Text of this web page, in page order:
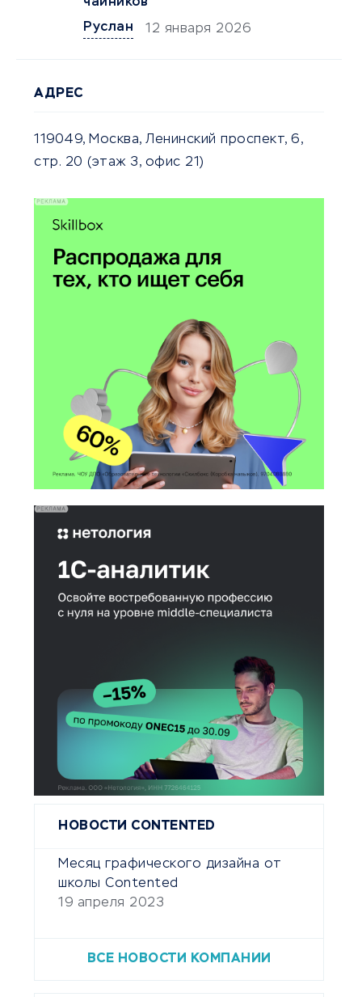
чайников
Руслан
12 января 2026
АДРЕС
119049, Москва, Ленинский проспект, 6,
стр. 20 (этаж 3, офис 21)
НОВОСТИ CONTENTED
Месяц графического дизайна от
школы Contented
19 апреля 2023
ВСЕ НОВОСТИ КОМПАНИИ